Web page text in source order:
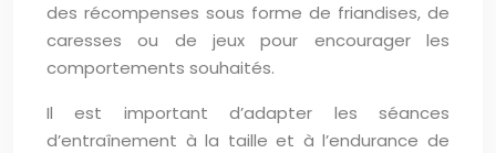
des récompenses sous forme de friandises, de
caresses ou de jeux pour encourager les
comportements souhaités.
Il est important d’adapter les séances
d’entraînement à la taille et à l’endurance de